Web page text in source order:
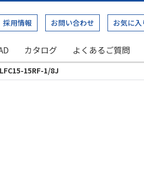
採用情報 お問い合わせ お気に入
カタログ よくあるご質問
15RF-1/8J